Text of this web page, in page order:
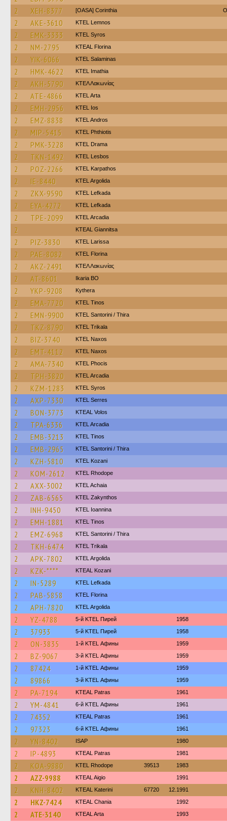
2 XEH-8377 [OASA] Corinthia
2 AKE-3610 KTEL Lemnos
2 EMK-3333 KTEL Syros
2 NM-2795 KTEAL Florina
2 YIK-6066 KTEL Salaminas
2 HMK-4622 KTEL Imathia
2 AKH-5790 ΚΤΕΛ Λακωνίας
2 ATE-4866 KTEL Arta
2 EMH-2956 KTEL Ios
2 EMZ-8838 KTEL Andros
2 MIP-5415 ΚΤΕL Phthiotis
2 PMK-3228 KTEL Drama
2 TKN-1492 KTEL Lesbos
2 POZ-2266 ΚΤΕL Karpathos
2 IE-8440 KTEL Argolida
2 ZKX-9590 KTEL Lefkada
2 EYA-4272 KTEL Lefkada
2 TPE-2099 KTEL Arcadia
2 KTEAL Giannitsa
2 PIZ-3830 KTEL Larissa
2 PAE-8082 KTEL Florina
2 AKZ-2491 ΚΤΕΛ Λακωνίας
2 AT-8601 Ikaria BO
2 YKP-9208 Kythera
2 EMA-7720 KTEL Tinos
2 EMN-9900 KTEL Santorini / Thira
2 TKZ-8790 ΚΤΕL Τrikala
2 BIZ-3740 KTEL Naxos
2 EMT-4112 KTEL Naxos
2 AMA-7340 ΚΤΕL Phocis
2 TPH-3820 KTEL Arcadia
2 KZM-1283 KTEL Syros
2 AXP-7330 KTEL Serres
2 BON-3773 KTEAL Volos
2 TPA-6336 KTEL Arcadia
2 EMB-3213 KTEL Tinos
2 EMB-2965 KTEL Santorini / Thira
2 KZH-5810 ΚΤΕL Kozani
2 KOM-2612 KTEL Rhodope
2 AXX-3002 KTEL Achaia
2 ZAB-6565 KTEL Zakynthos
2 INH-9450 KTEL Ioannina
2 EMH-1881 KTEL Tinos
2 EMZ-6968 KTEL Santorini / Thira
2 TKH-6474 ΚΤΕL Τrikala
2 APK-7802 KTEL Argolida
2 KZK-**** KTEAL Kozani
2 IN-5289 KTEL Lefkada
2 PAB-5858 KTEL Florina
2 APH-7820 KTEL Argolida
2 YZ-4788 5-й KTEL Пирей 1958
2 37933 5-й KTEL Пирей 1958
2 ON-3835 1-й KTEL Афины 1959
2 BZ-9067 3-й KTEL Афины 1959
2 87424 1-й KTEL Афины 1959
2 89866 3-й KTEL Афины 1959
2 PA-7194 KTEAL Patras 1961
2 YM-4841 6-й KTEL Афины 1961
2 74352 KTEAL Patras 1961
2 97323 6-й KTEL Афины 1961
2 YN-8402 ISAP 1980
2 IP-4893 KTEAL Patras 1981
2 KOA-9880 KTEL Rhodope 39513 1983
2 AZZ-9988 KTEAL Aigio 1991
2 KNH-8402 KTEAL Katerini 67720 12.1991
2 HKZ-7424 KTEAL Chania 1992
2 ATE-3140 KTEAL Arta 1993